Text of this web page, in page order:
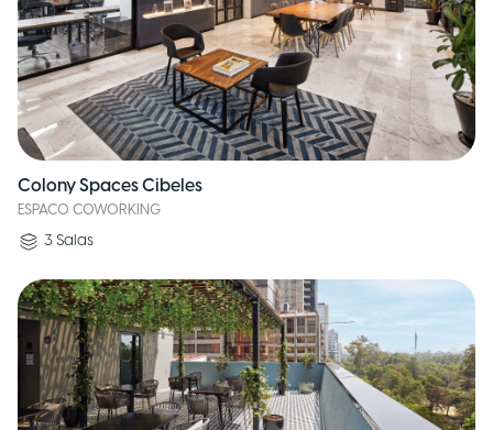
Colony Spaces Cibeles
ESPACO COWORKING
3 Salas